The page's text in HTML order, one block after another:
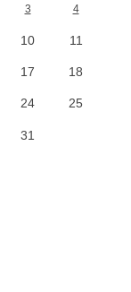
3 4
10 11
17 18
24 25
31